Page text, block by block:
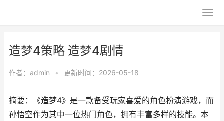
造梦4策略 造梦4剧情
作者： admin • 更新时间：2026-05-18
摘要：《造梦4》是一款备受玩家喜爱的角色扮演游戏，而
孙悟空作为其中一位热门角色，拥有丰富多样的技能。本